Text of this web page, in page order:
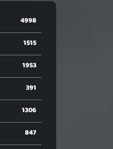
4998
1515
1953
391
1306
847